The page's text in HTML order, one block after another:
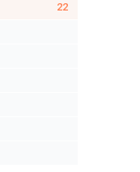
22